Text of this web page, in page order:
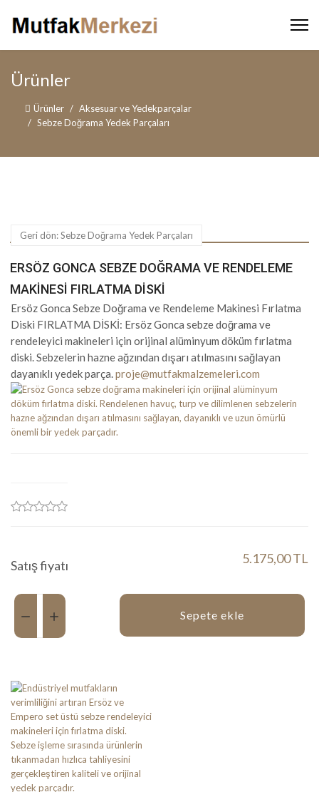
Ürünler
Ürünler
Aksesuar ve Yedekparçalar
Sebze Doğrama Yedek Parçaları
Geri dön: Sebze Doğrama Yedek Parçaları
ERSÖZ GONCA SEBZE DOĞRAMA VE RENDELEME
MAKINESI FIRLATMA DISKI
Ersöz Gonca Sebze Doğrama ve Rendeleme Makinesi Fırlatma
Diski FIRLATMA DİSKİ: Ersöz Gonca sebze doğrama ve
rendeleyici makineleri için orijinal alüminyum döküm fırlatma
diski. Sebzelerin hazne ağzından dışarı atılmasını sağlayan
dayanıklı yedek parça.proje@mutfakmalzemeleri.com
Satış fiyatı 5.175,00 TL
Miktar:
Sepete ekle